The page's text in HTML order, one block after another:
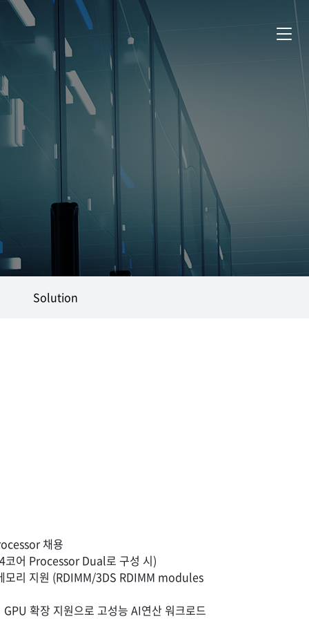
Solution
채용
코어 Processor Dual로 구성 시)
모리 지원 (RDIMM/3DS RDIMM modules
확장 지원으로 고성능 AI연산 워크로드